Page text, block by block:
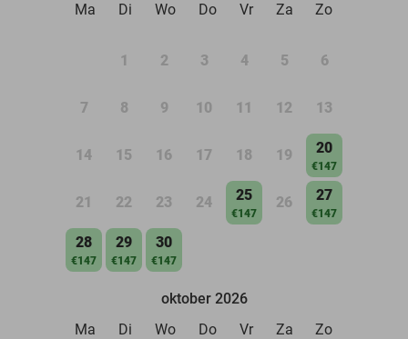
Ma
Di Wo Do Vr Za Zo
1 2 3 4 5 6
7 8 9 10 11 12 13
14 15 16 17 18 19 20
€147
21 22 23 24 25
€147
26 27
€147
28
€147
29
€147
30
€147
oktober 2026
Ma
Di Wo Do Vr Za Zo